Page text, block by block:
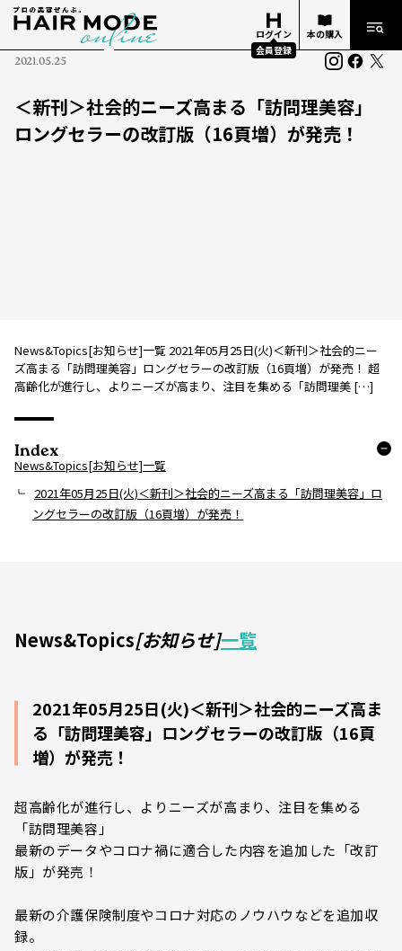
ログイン
会員登録
本の購入
2021.05.25
＜新刊＞社会的ニーズ高まる「訪問理美容」
ロングセラーの改訂版（16頁増）が発売！
News&Topics[お知らせ]一覧 2021年05月25日(火)＜新刊＞社会的ニー
ズ高まる「訪問理美容」ロングセラーの改訂版（16頁増）が発売！ 超
高齢化が進行し、よりニーズが高まり、注目を集める「訪問理美 […]
Index
News&Topics[お知らせ]一覧
2021年05月25日(火)＜新刊＞社会的ニーズ高まる「訪問理美容」ロ
ングセラーの改訂版（16頁増）が発売！
News&Topics[お知らせ]一覧
2021年05月25日(火)＜新刊＞社会的ニーズ高ま
る「訪問理美容」ロングセラーの改訂版（16頁
増）が発売！
超高齢化が進行し、よりニーズが高まり、注目を集める
「訪問理美容」
最新のデータやコロナ禍に適合した内容を追加した「改訂
版」が発売！
最新の介護保険制度やコロナ対応のノウハウなどを追加収
録。